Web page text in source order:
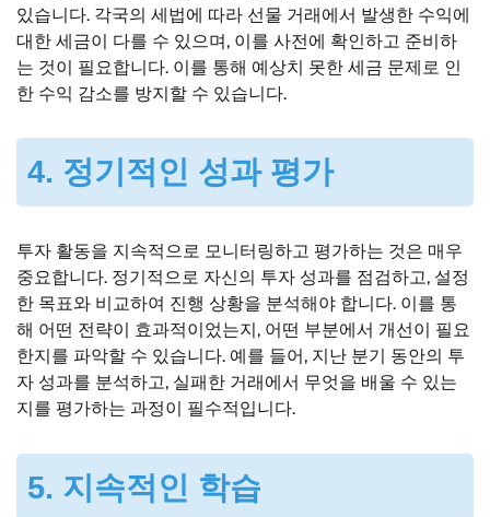
있습니다. 각국의 세법에 따라 선물 거래에서 발생한 수익에
대한 세금이 다를 수 있으며, 이를 사전에 확인하고 준비하
는 것이 필요합니다. 이를 통해 예상치 못한 세금 문제로 인
한 수익 감소를 방지할 수 있습니다.
4. 정기적인 성과 평가
투자 활동을 지속적으로 모니터링하고 평가하는 것은 매우
중요합니다. 정기적으로 자신의 투자 성과를 점검하고, 설정
한 목표와 비교하여 진행 상황을 분석해야 합니다. 이를 통
해 어떤 전략이 효과적이었는지, 어떤 부분에서 개선이 필요
한지를 파악할 수 있습니다. 예를 들어, 지난 분기 동안의 투
자 성과를 분석하고, 실패한 거래에서 무엇을 배울 수 있는
지를 평가하는 과정이 필수적입니다.
5. 지속적인 학습